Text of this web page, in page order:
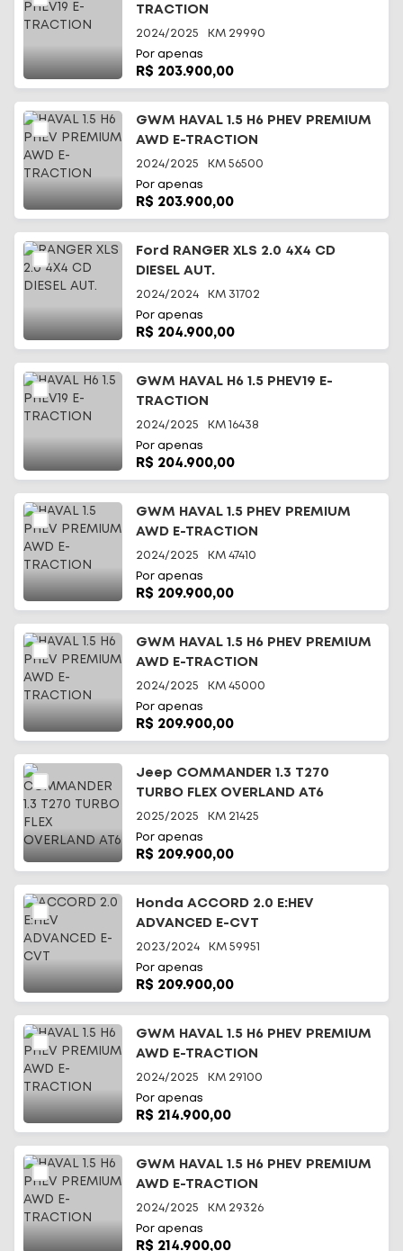
TRACTION
2024/2025 KM 29990
Por apenas
R$ 203.900,00
GWM HAVAL 1.5 H6 PHEV PREMIUM
AWD E-TRACTION
2024/2025 KM 56500
Por apenas
R$ 203.900,00
Ford RANGER XLS 2.0 4X4 CD
DIESEL AUT.
2024/2024 KM 31702
Por apenas
R$ 204.900,00
GWM HAVAL H6 1.5 PHEV19 E-
TRACTION
2024/2025 KM 16438
Por apenas
R$ 204.900,00
GWM HAVAL 1.5 PHEV PREMIUM
AWD E-TRACTION
2024/2025 KM 47410
Por apenas
R$ 209.900,00
GWM HAVAL 1.5 H6 PHEV PREMIUM
AWD E-TRACTION
2024/2025 KM 45000
Por apenas
R$ 209.900,00
Jeep COMMANDER 1.3 T270
TURBO FLEX OVERLAND AT6
2025/2025 KM 21425
Por apenas
R$ 209.900,00
Honda ACCORD 2.0 E:HEV
ADVANCED E-CVT
2023/2024 KM 59951
Por apenas
R$ 209.900,00
GWM HAVAL 1.5 H6 PHEV PREMIUM
AWD E-TRACTION
2024/2025 KM 29100
Por apenas
R$ 214.900,00
GWM HAVAL 1.5 H6 PHEV PREMIUM
AWD E-TRACTION
2024/2025 KM 29326
Por apenas
R$ 214.900,00